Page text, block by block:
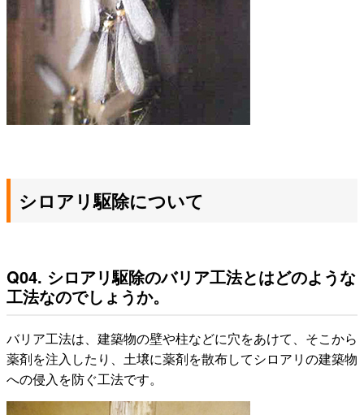
シロアリ駆除について
Q04. シロアリ駆除のバリア工法とはどのような
工法なのでしょうか。
バリア工法は、建築物の壁や柱などに穴をあけて、そこから
薬剤を注入したり、土壌に薬剤を散布してシロアリの建築物
への侵入を防ぐ工法です。